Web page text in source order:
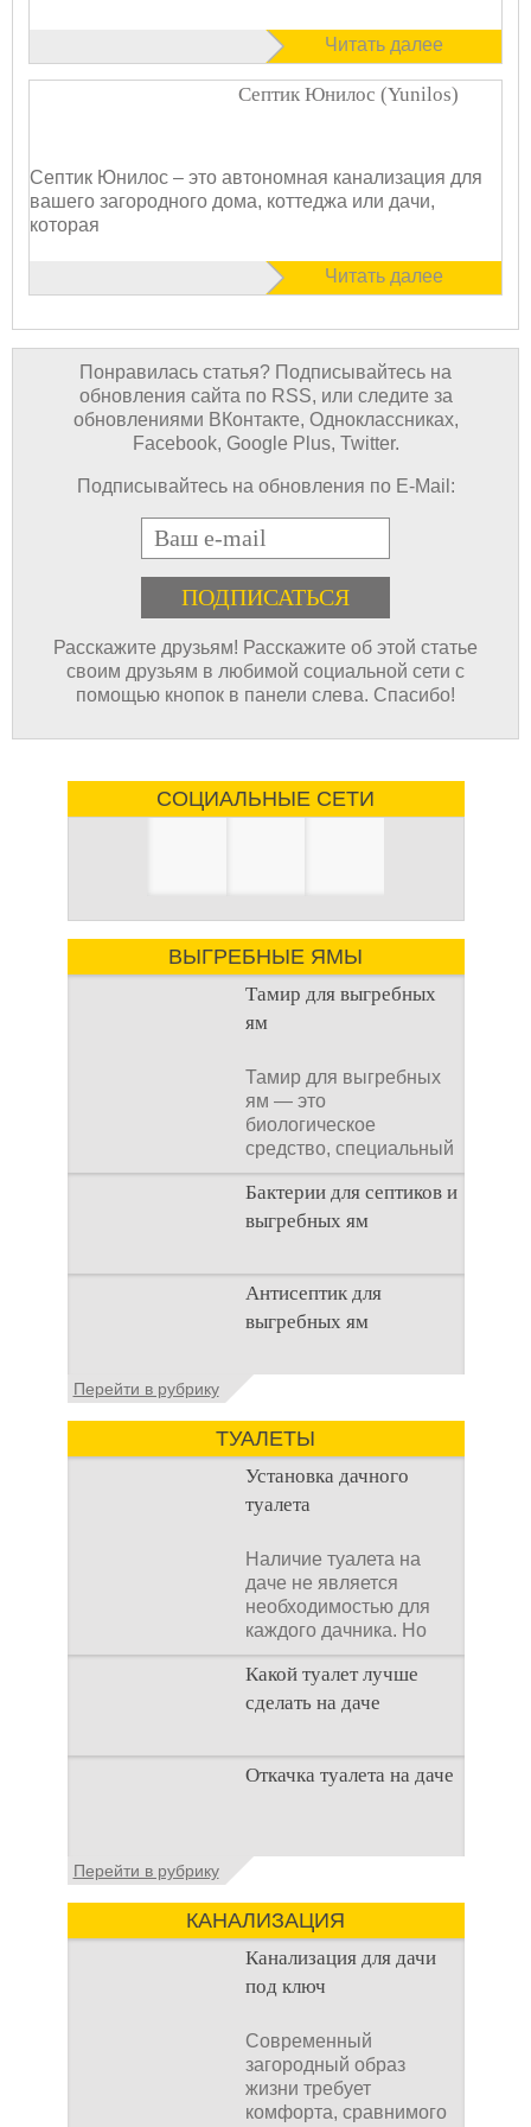
Читать далее
Септик Юнилос (Yunilos)
Септик Юнилос – это автономная канализация для
вашего загородного дома, коттеджа или дачи,
которая
Читать далее
Понравилась статья? Подписывайтесь на
обновления сайта по RSS, или следите за
обновлениями ВКонтакте, Одноклассниках,
Facebook, Google Plus, Twitter.
Подписывайтесь на обновления по E-Mail:
E-mail
Расскажите друзьям! Расскажите об этой статье
своим друзьям в любимой социальной сети с
помощью кнопок в панели слева. Спасибо!
СОЦИАЛЬНЫЕ СЕТИ
ВЫГРЕБНЫЕ ЯМЫ
Тамир для выгребных
ям
Тамир для выгребных
ям — это
биологическое
средство, специальный
концентрат, который
используется
Бактерии для септиков и
выгребных ям
Очистка
канализационного
стока или выгребной
не самым приятным
Антисептик для
выгребных ям
Общие сведения об
Антисептик для
выгребных ям – это
специальные
Перейти в рубрику
ТУАЛЕТЫ
Установка дачного
туалета
Наличие туалета на
даче не является
необходимостью для
каждого дачника. Но
многие люди думают,
что
Какой туалет лучше
сделать на даче
Когда люди долгое
время прибывают на
подстраивать все
Откачка туалета на даче
Туалет на даче – это
которая изначально
строится на дачном
участке. Она может
Перейти в рубрику
КАНАЛИЗАЦИЯ
Канализация для дачи
под ключ
Современный
загородный образ
жизни требует
комфорта, сравнимого